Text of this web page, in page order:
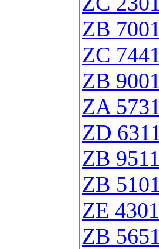
ZB
ZC
ZB
ZA
ZD
ZB
ZB
ZE
ZB